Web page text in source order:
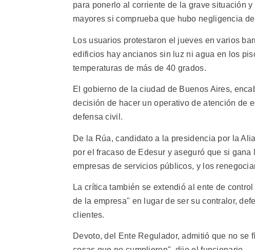
para ponerlo al corriente de la grave situación
mayores si comprueba que hubo negligencia
Los usuarios protestaron el jueves en varios
edificios hay ancianos sin luz ni agua en los
temperaturas de más de 40 grados.
El gobierno de la ciudad de Buenos Aires,
decisión de hacer un operativo de atención de
defensa civil.
De la Rúa, candidato a la presidencia por la
por el fracaso de Edesur y aseguró que si
empresas de servicios públicos, y los
La crítica también se extendió al ente de
de la empresa" en lugar de ser su contralor,
clientes.
Devoto, del Ente Regulador, admitió que no